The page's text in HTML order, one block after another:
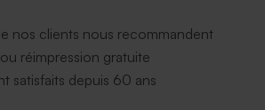
nos clients nous recommandent
réimpression gratuite
satisfaits depuis 60 ans